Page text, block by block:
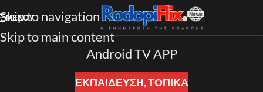
Skip to navigation
Skip to main content
ΜΕΝΟΎ
Android TV APP
ΕΚΠΑΙΔΕΥΣΗ,ΤΟΠΙΚΑ